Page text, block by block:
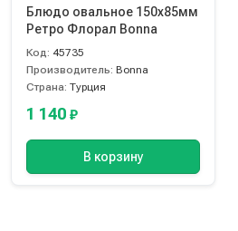
Блюдо овальное 150х85мм
Ретро Флорал Bonna
Код: 45735
Производитель:Bonna
Страна:Турция
1 140₽
В корзину